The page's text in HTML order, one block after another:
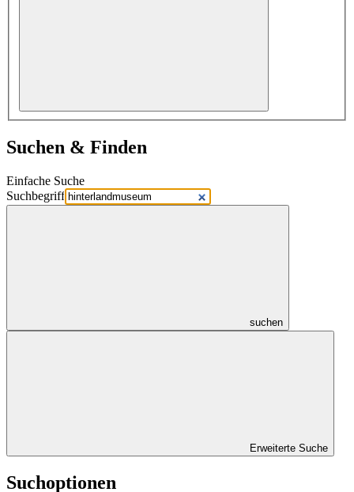
Suchen & Finden
Einfache Suche
Suchbegriff
suchen
Erweiterte Suche
Suchoptionen